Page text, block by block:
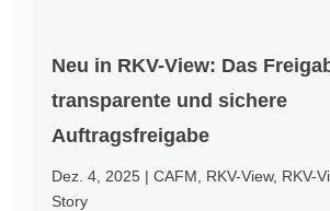
Neu in RKV-View: Das
transparente und sichere
Auftragsfreigabe
Dez. 4, 2025 |CAFM RKV-View, RKV-
Story